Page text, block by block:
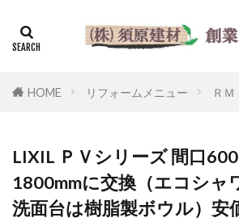
HOME リフォームメニュー ＲＭ
LIXIL ＰＶシリーズ 間口
1800mmに交換（エコシャ
洗面台は樹脂製ボウル）安